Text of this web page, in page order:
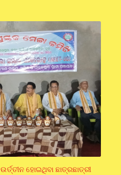
ହୋଇଥିବା ଛାତ୍ରଛାତ୍ରୀ